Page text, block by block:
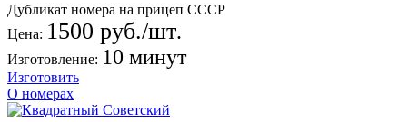
Дубликат номера на прицеп СССР
Цена: 1500 руб./шт.
Изготовление: 10 минут
Изготовить
О номерах